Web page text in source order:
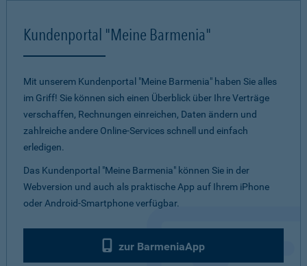
Kundenportal "Meine Barmenia"
Mit unserem Kundenportal "Meine Barmenia" haben Sie alles
im Griff! Sie können sich einen Überblick über Ihre Verträge
verschaffen, Rechnungen einreichen, Daten ändern und
zahlreiche andere Online-Services schnell und einfach
erledigen.
Das Kundenportal "Meine Barmenia" können Sie in der
Webversion und auch als praktische App auf Ihrem iPhone
oder Android-Smartphone verfügbar.
zur BarmeniaApp